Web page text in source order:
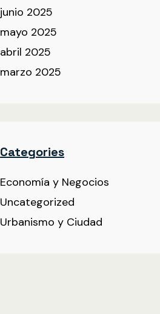
junio 2025
mayo 2025
abril 2025
marzo 2025
Categories
Economía y Negocios
Uncategorized
Urbanismo y Ciudad